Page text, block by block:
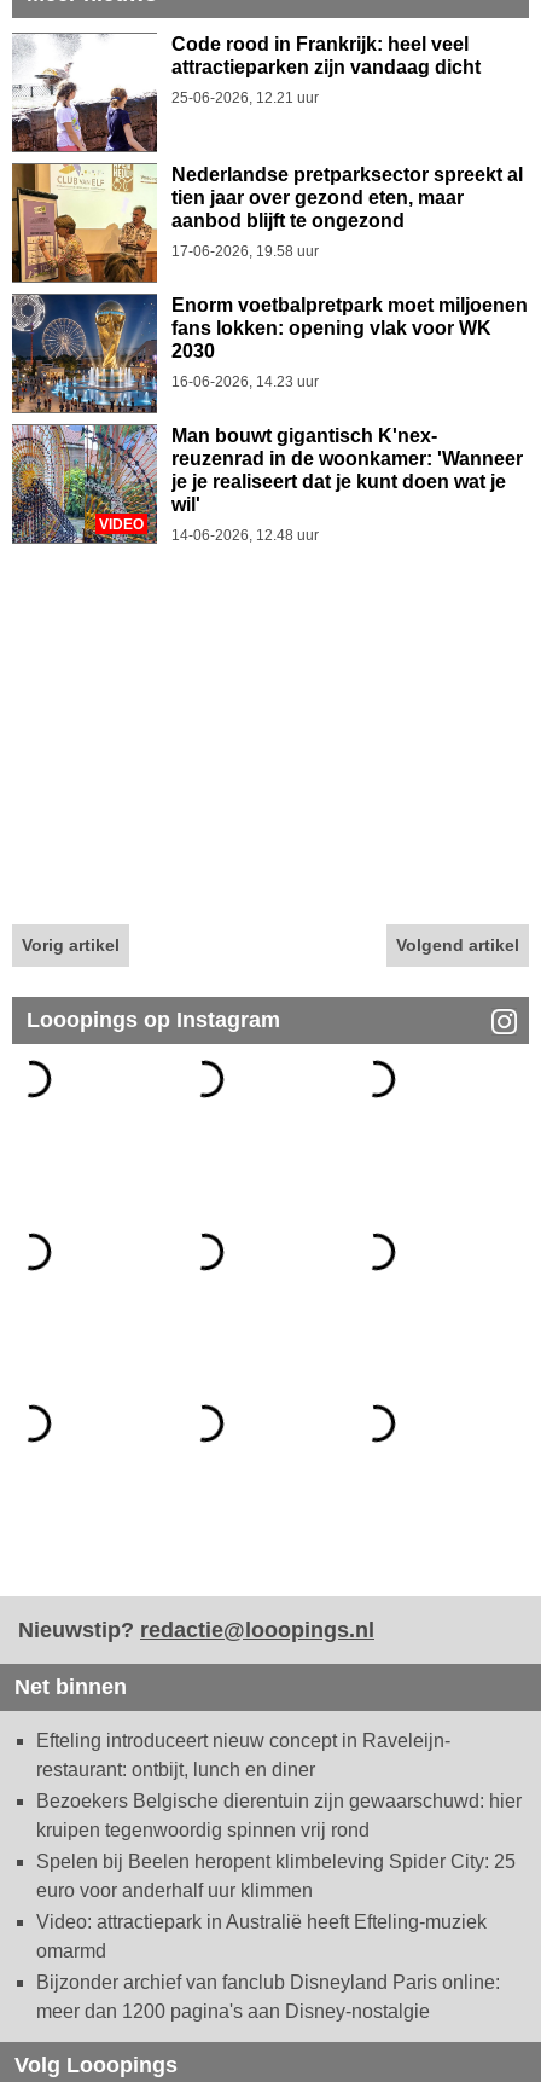
Code rood in Frankrijk: heel veel
attractieparken zijn vandaag dicht
25-06-2026, 12.21 uur
Nederlandse pretparksector spreekt al
tien jaar over gezond eten, maar
aanbod blijft te ongezond
17-06-2026, 19.58 uur
Enorm voetbalpretpark moet miljoenen
fans lokken: opening vlak voor WK
2030
16-06-2026, 14.23 uur
VIDEO
Man bouwt gigantisch K'nex-
reuzenrad in de woonkamer: 'Wanneer
je je realiseert dat je kunt doen wat je
wil'
14-06-2026, 12.48 uur
Vorig artikel Volgend artikel
Looopings op Instagram
Nieuwstip? redactie@looopings.nl
Net binnen
Efteling introduceert nieuw concept in Raveleijn-
restaurant: ontbijt, lunch en diner
Bezoekers Belgische dierentuin zijn gewaarschuwd: hier
kruipen tegenwoordig spinnen vrij rond
Spelen bij Beelen heropent klimbeleving Spider City: 25
euro voor anderhalf uur klimmen
Video: attractiepark in Australië heeft Efteling-muziek
omarmd
Bijzonder archief van fanclub Disneyland Paris online:
meer dan 1200 pagina's aan Disney-nostalgie
Volg Looopings